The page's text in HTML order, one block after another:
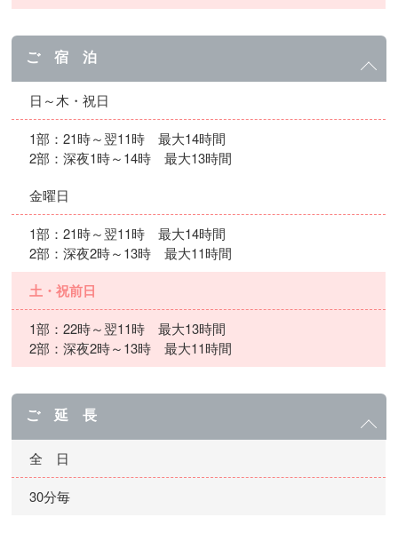
ご 宿 泊
日～木・祝日
1部：21時～翌11時 最大14時間
2部：深夜1時～14時 最大13時間
金曜日
1部：21時～翌11時 最大14時間
2部：深夜2時～13時 最大11時間
土・祝前日
1部：22時～翌11時 最大13時間
2部：深夜2時～13時 最大11時間
ご 延 長
全 日
30分毎